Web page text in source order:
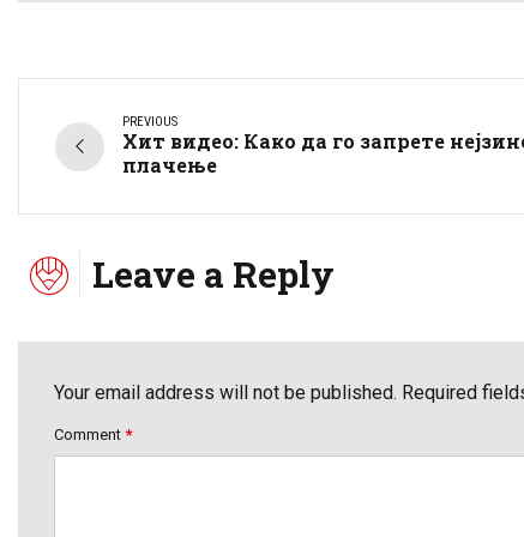
PREVIOUS
Хит видео: Како да го запрете
плачење
Leave a Reply
Your email address will not be published. Required
Comment *